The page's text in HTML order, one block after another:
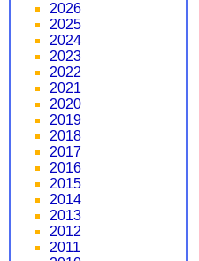
2026
2025
2024
2023
2022
2021
2020
2019
2018
2017
2016
2015
2014
2013
2012
2011